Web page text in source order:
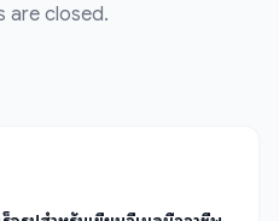
are closed.